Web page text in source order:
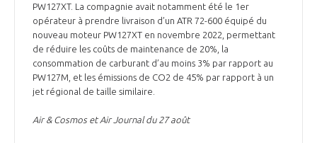
PW127XT. La compagnie avait notamment été le 1er
opérateur à prendre livraison d’un ATR 72-600 équipé du
nouveau moteur PW127XT en novembre 2022, permettant
de réduire les coûts de maintenance de 20%, la
consommation de carburant d’au moins 3% par rapport au
PW127M, et les émissions de CO2 de 45% par rapport à un
jet régional de taille similaire.
Air & Cosmos et Air Journal du 27 août